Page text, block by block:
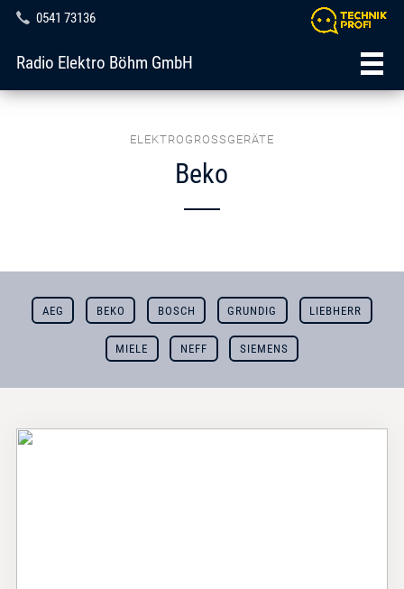
0541 73136
Radio Elektro Böhm GmbH
ELEKTROGROSSGERÄTE
Beko
AEG BEKO BOSCH GRUNDIG LIEBHERR
MIELE NEFF SIEMENS